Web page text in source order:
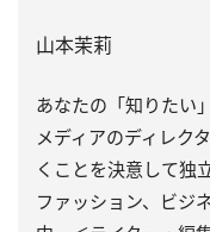
山本茉莉
あなたの「知りたい
メディアのディレク
くことを決意して独
ファッション、ビジ